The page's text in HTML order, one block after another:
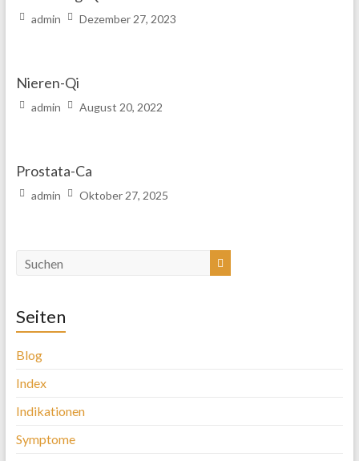
admin Dezember 27, 2023
Nieren-Qi
admin August 20, 2022
Prostata-Ca
admin Oktober 27, 2025
Seiten
Blog
Index
Indikationen
Symptome